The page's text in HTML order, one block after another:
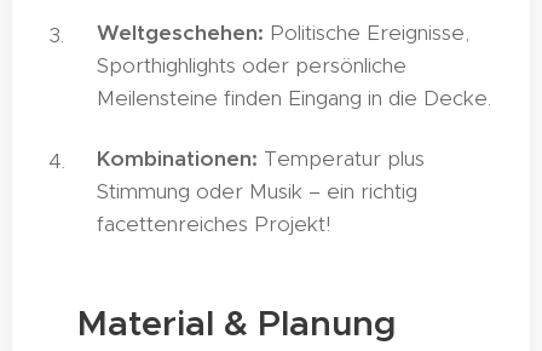
Weltgeschehen: Politische Ereignisse,
Sporthighlights oder persönliche
Meilensteine finden Eingang in die Decke.
Kombinationen: Temperatur plus
Stimmung oder Musik – ein richtig
facettenreiches Projekt!
🧶 Material & Planung